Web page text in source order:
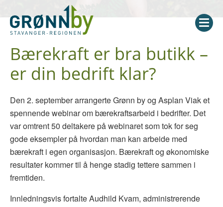
Bærekraft er bra butikk –
er din bedrift klar?
Den 2. september arrangerte Grønn by og Asplan Viak et
spennende webinar om bærekraftsarbeid i bedrifter. Det
var omtrent 50 deltakere på webinaret som tok for seg
gode eksempler på hvordan man kan arbeide med
bærekraft i egen organisasjon. Bærekraft og økonomiske
resultater kommer til å henge stadig tettere sammen i
fremtiden.
Innledningsvis fortalte Audhild Kvam, administrerende